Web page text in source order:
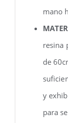
mano
resina
de
y
para